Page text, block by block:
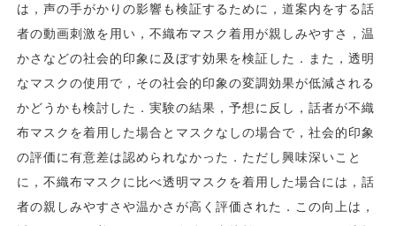
は，声の手がかりの影響も検証するために，道案内をする話
者の動画刺激を用い，不織布マスク着用が親しみやすさ，温
かさなどの社会的印象に及ぼす効果を検証した．また，透明
なマスクの使用で，その社会的印象の変調効果が低減される
かどうかも検討した．実験の結果，予想に反し，話者が不織
布マスクを着用した場合とマスクなしの場合で，社会的印象
の評価に有意差は認められなかった．ただし興味深いこと
に，不織布マスクに比べ透明マスクを着用した場合には，話
者の親しみやすさや温かさが高く評価された．この向上は，